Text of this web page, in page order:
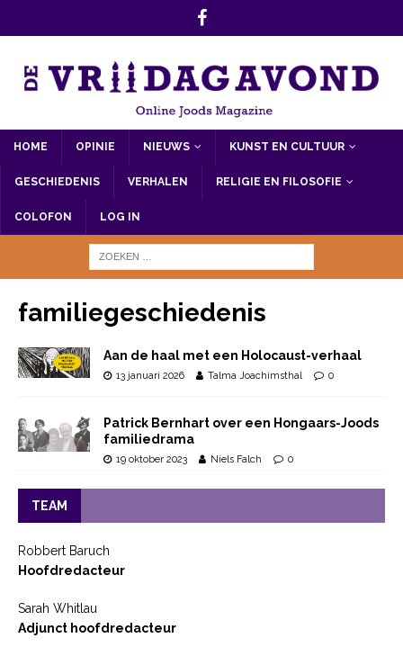
HOME OPINIE NIEUWS KUNST EN CULTUUR
GESCHIEDENIS VERHALEN RELIGIE EN FILOSOFIE
COLOFON LOG IN
familiegeschiedenis
Aan de haal met een Holocaust-verhaal
13 januari 2026 Talma Joachimsthal 0
Patrick Bernhart over een Hongaars-Joods
familiedrama
19 oktober 2023 Niels Falch 0
TEAM
Robbert Baruch
Hoofdredacteur
Sarah Whitlau
Adjunct hoofdredacteur